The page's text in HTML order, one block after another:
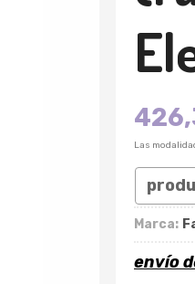
Las
Marca:
envío